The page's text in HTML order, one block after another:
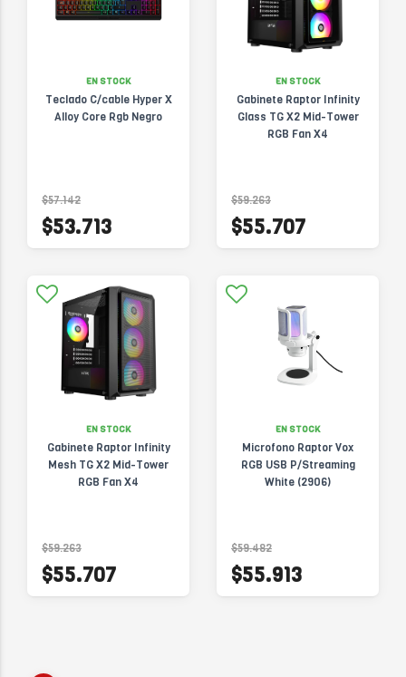
EN STOCK
Teclado C/cable Hyper X
Alloy Core Rgb Negro
$57.142
$53.713
EN STOCK
Gabinete Raptor Infinity
Glass TG X2 Mid-Tower
RGB Fan X4
$59.263
$55.707
EN STOCK
Gabinete Raptor Infinity
Mesh TG X2 Mid-Tower
RGB Fan X4
$59.263
$55.707
EN STOCK
Microfono Raptor Vox
RGB USB P/Streaming
White (2906)
$59.482
$55.913